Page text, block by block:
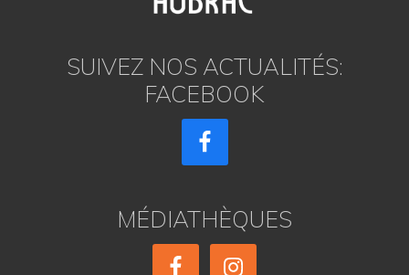
SUIVEZ NOS ACTUALITÉS:
FACEBOOK
MÉDIATHÈQUES